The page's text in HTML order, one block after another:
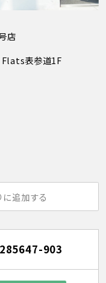
店
表参道1F
追加する
903